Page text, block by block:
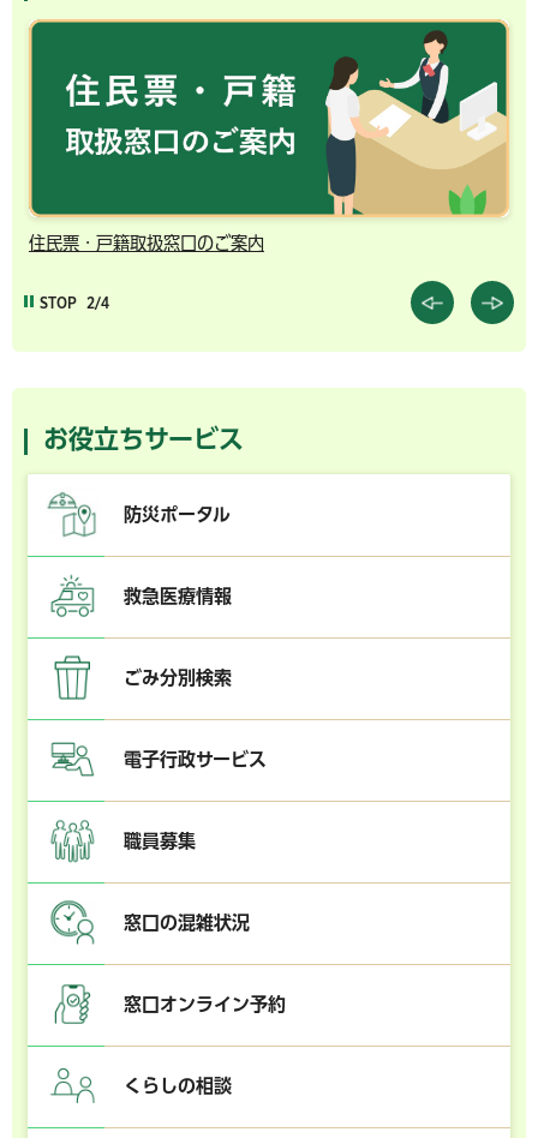
住民票・戸籍取扱窓口のご案内
STOP 2/4
お役立ちサービス
防災ポータル
救急医療情報
ごみ分別検索
電子行政サービス
職員募集
窓口の混雑状況
窓口オンライン予約
くらしの相談